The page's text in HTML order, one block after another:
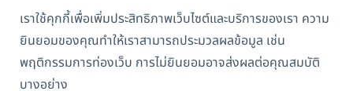
เราใช้คุกกี้เพื่อเพิ่มประสิทธิภาพเว็บไซต์และบริการของเรา ความ
ยินยอมของคุณทำให้เราสามารถประมวลผลข้อมูล เช่น
พฤติกรรมการท่องเว็บ การไม่ยินยอมอาจส่งผลต่อคุณสมบัติ
บางอย่าง
GDPR และนโยบายความเป็นส่วนตัว
เข้าร่วมทีมของเรา(เปิด